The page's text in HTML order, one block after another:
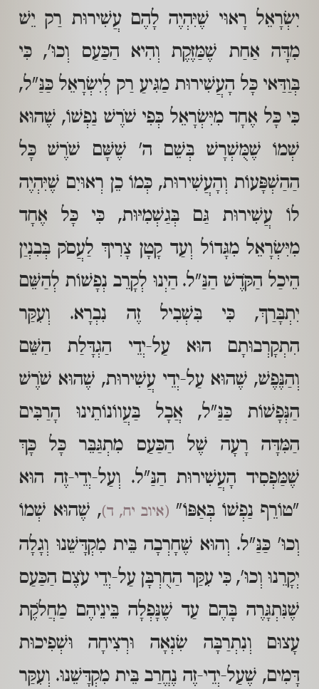
יִשְׂרָאֵל רָאוּי שֶׁיִּהְיֶה לָהֶם עֲשִׁירוּת רַק יֵשׁ
מִדָּה אַחַת שֶׁמַּזֶּקֶת וְהִיא הַכַּעַס וְכוּ', כִּי
בְּוַדַּאי כָּל הָעֲשִׁירוּת מַגִּיעַ רַק לְיִשְׂרָאֵל כַּנַּ"ל,
כִּי כָּל אֶחָד מִיִּשְׂרָאֵל כְּפִי שֹׁרֶשׁ נַפְשׁוֹ, שֶׁהוּא
שְׁמוֹ שֶׁמֻּשְׁרָשׁ בְּשֵׁם ה' שֶׁשָּׁם שֹׁרֶשׁ כָּל
הַהַשְׁפָּעוֹת וְהָעֲשִׁירוּת, כְּמוֹ כֵן רְאוּיִם שֶׁיִּהְיֶה
לוֹ עֲשִׁירוּת גַּם בְּגַשְׁמִיּוּת, כִּי כָּל אֶחָד
מִיִּשְׂרָאֵל מִגָּדוֹל וְעַד קָטָן צָרִיךְ לַעֲסֹק בְּבִנְיַן
הֵיכַל הַקֹּדֶשׁ הַנַּ"ל. הַיְנוּ לְקָרֵב נְפָשׁוֹת לְהַשֵּׁם
יִתְבָּרַךְ, כִּי בִּשְׁבִיל זֶה נִבְרָא. וְעִקַּר
הִתְקָרְבוּתָם הוּא עַל-יְדֵי הַגְדָּלַת הַשֵּׁם
וְהַנֶּפֶשׁ, שֶׁהוּא עַל-יְדֵי עֲשִׁירוּת, שֶׁהוּא שֹׁרֶשׁ
הַנְּפָשׁוֹת כַּנַּ"ל, אֲבָל בַּעֲווֹנוֹתֵינוּ הָרַבִּים
הַמִּדָּה רָעָה שֶׁל הַכַּעַס מִתְגַּבֵּר כָּל כָּךְ
שֶׁמַּפְסִיד הָעֲשִׁירוּת הַנַּ"ל. וְעַל-יְדֵי-זֶה הוּא
"טוֹרֵף נַפְשׁוֹ בְּאַפּוֹ" (איוב יח, ד), שֶׁהוּא שְׁמוֹ
וְכוּ' כַּנַּ"ל. וְהוּא שֶׁחָרְבָה בֵּית מִקְדָּשֵׁנוּ וְגָלָה
יְקָרֵנוּ וְכוּ', כִּי עִקַּר הַחֻרְבָּן עַל-יְדֵי עֹצֶם הַכַּעַס
שֶׁנִּתְגָּרֶה בָּהֶם עַד שֶׁנָּפְלָה בֵּינֵיהֶם מַחֲלֹקֶת
עָצוּם וְנִתְרַבָּה שִׂנְאָה וּרְצִיחָה וּשְׁפִיכוּת
דָּמִים, שֶׁעַל-יְדֵי-זֶה נֶחֱרַב בֵּית מִקְדָּשֵׁנוּ. וְעִקַּר